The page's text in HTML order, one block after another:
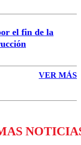
el fin de la
VER MÁS